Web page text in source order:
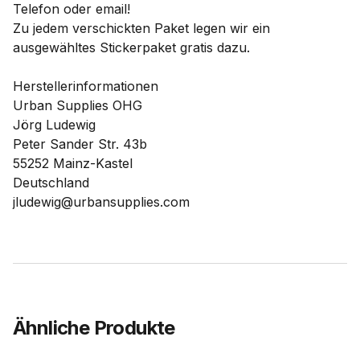
Telefon oder email!
Zu jedem verschickten Paket legen wir ein
ausgewähltes Stickerpaket gratis dazu.
Herstellerinformationen
Urban Supplies OHG
Jörg Ludewig
Peter Sander Str. 43b
55252 Mainz-Kastel
Deutschland
jludewig@urbansupplies.com
Ähnliche Produkte